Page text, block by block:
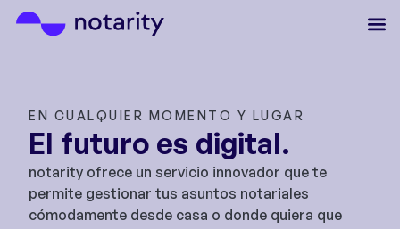
EN CUALQUIER MOMENTO Y LUGAR
El futuro es digital.
notarity ofrece un servicio innovador que te
permite gestionar tus asuntos notariales
cómodamente desde casa o donde quiera que